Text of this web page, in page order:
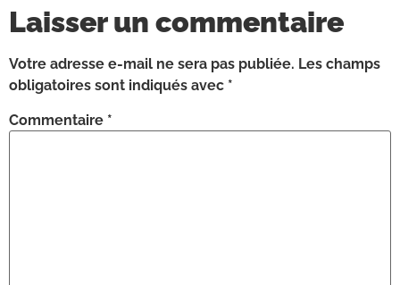
Laisser un commentaire
Votre adresse e-mail ne sera pas publiée. Les champs
obligatoires sont indiqués avec *
Commentaire *